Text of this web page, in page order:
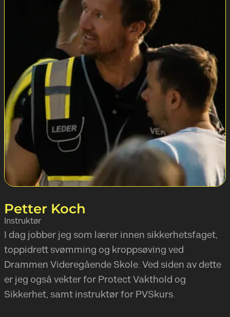
Petter Koch
Instruktør
I dag jobber jeg som lærer innen sikkerhetsfaget,
toppidrett svømming og kroppsøving ved
Drammen Videregående Skole. Ved siden av dette
er jeg også vekter for Protect Vakthold og
Sikkerhet, samt instruktør for PVSkurs.